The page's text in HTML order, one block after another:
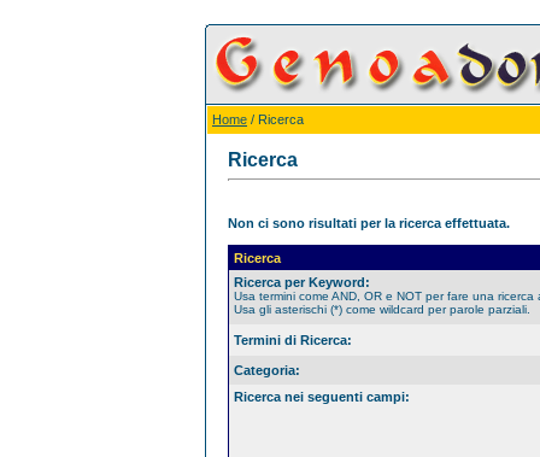
Home / Ricerca
Ricerca
Non ci sono risultati per la ricerca effettuata.
Ricerca
Ricerca per Keyword:
Usa termini come AND, OR e NOT per fare una ricerca
Usa gli asterischi (*) come wildcard per parole parziali.
Termini di Ricerca:
Categoria:
Ricerca nei seguenti campi: